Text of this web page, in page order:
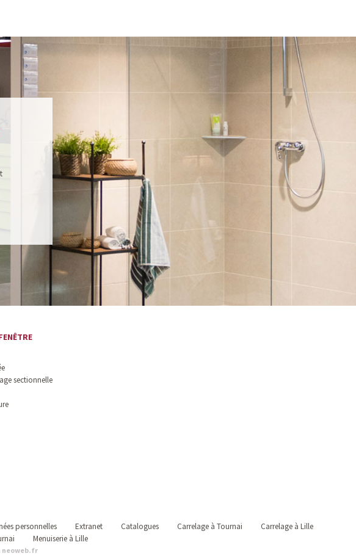
sectionnelle
personnelles Extranet Catalogues Carrelage à Tournai
Carrelage à Lille
Menuiserie à Lille
neoweb.fr